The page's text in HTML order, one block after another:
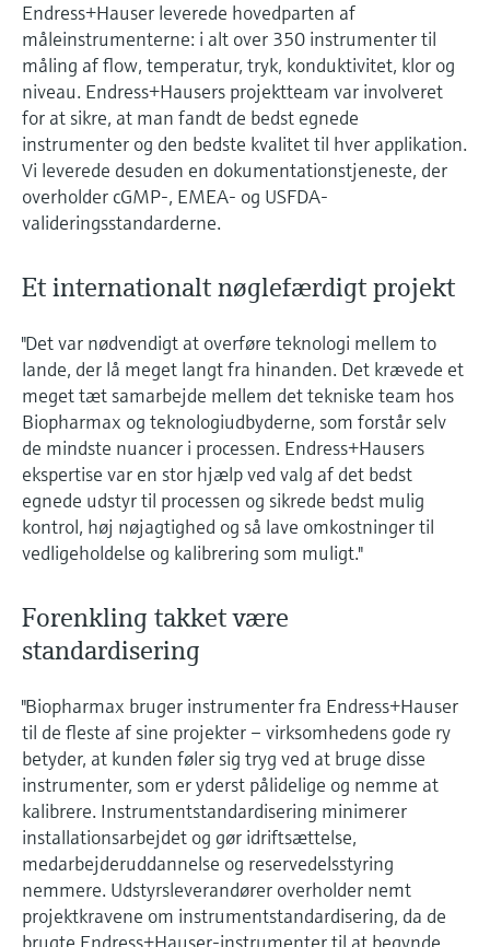
Endress+Hauser leverede hovedparten af
måleinstrumenterne: i alt over 350 instrumenter til
måling af flow, temperatur, tryk, konduktivitet, klor og
niveau. Endress+Hausers projektteam var involveret
for at sikre, at man fandt de bedst egnede
instrumenter og den bedste kvalitet til hver applikation.
Vi leverede desuden en dokumentationstjeneste, der
overholder cGMP-, EMEA- og USFDA-
valideringsstandarderne.
Et internationalt nøglefærdigt projekt
"Det var nødvendigt at overføre teknologi mellem to
lande, der lå meget langt fra hinanden. Det krævede et
meget tæt samarbejde mellem det tekniske team hos
Biopharmax og teknologiudbyderne, som forstår selv
de mindste nuancer i processen. Endress+Hausers
ekspertise var en stor hjælp ved valg af det bedst
egnede udstyr til processen og sikrede bedst mulig
kontrol, høj nøjagtighed og så lave omkostninger til
vedligeholdelse og kalibrering som muligt."
Forenkling takket være
standardisering
"Biopharmax bruger instrumenter fra Endress+Hauser
til de fleste af sine projekter – virksomhedens gode ry
betyder, at kunden føler sig tryg ved at bruge disse
instrumenter, som er yderst pålidelige og nemme at
kalibrere. Instrumentstandardisering minimerer
installationsarbejdet og gør idriftsættelse,
medarbejderuddannelse og reservedelsstyring
nemmere. Udstyrsleverandører overholder nemt
projektkravene om instrumentstandardisering, da de